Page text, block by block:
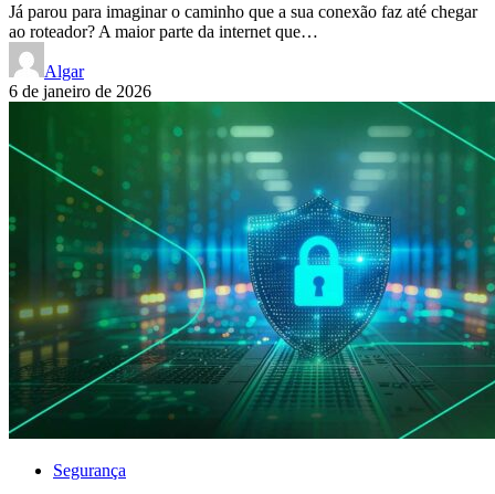
Já parou para imaginar o caminho que a sua conexão faz até chegar
ao roteador? A maior parte da internet que…
Algar
6 de janeiro de 2026
Segurança